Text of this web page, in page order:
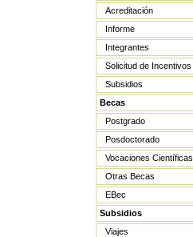
Acreditación
Informe
Integrantes
Solicitud de Incentivos
Subsidios
Becas
Postgrado
Posdoctorado
Vocaciones Científicas
Otras Becas
EBec
Subsidios
Viajes